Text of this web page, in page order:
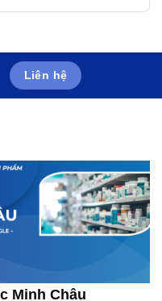
Liên hệ
Minh Châu